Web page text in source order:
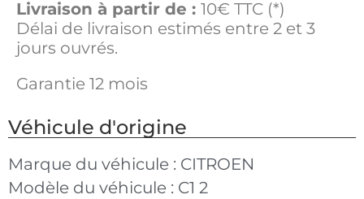
Livraison à partir de : 10€ TTC (*)
Délai de livraison estimés entre 2 et 3
jours ouvrés.
Garantie 12 mois
Véhicule d'origine
Marque du véhicule : CITROEN
Modèle du véhicule : C1 2